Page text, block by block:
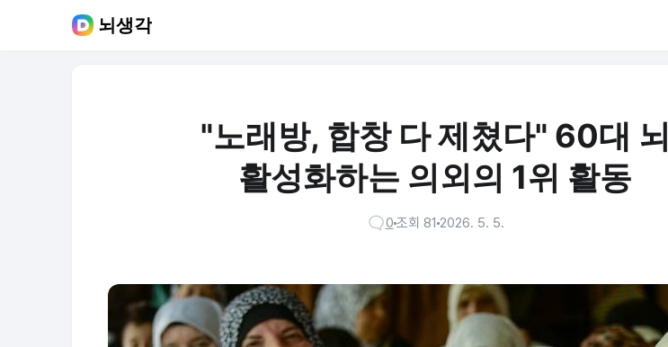
뇌생각
"노래방, 합창 다 제쳤다" 60대 뇌
활성화하는 의외의 1위 활동
0조회 81 2026. 5. 5.